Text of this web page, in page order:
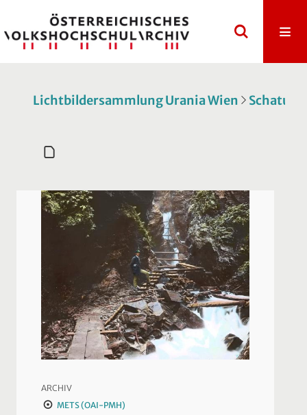
Lichtbildersammlung Urania Wien Schatulle
ARCHIV
METS (OAI-PMH)